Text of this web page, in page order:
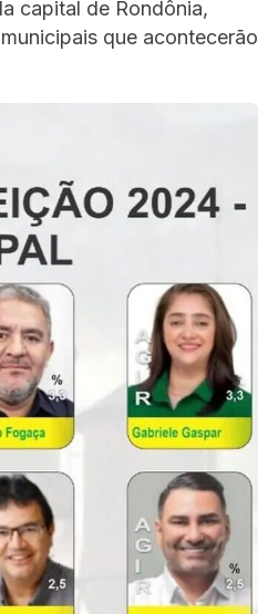
capital de Rondônia,
que acontecerão